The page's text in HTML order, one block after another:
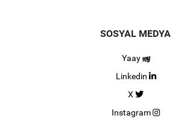
SOSYAL MEDYA
Yaay
Linkedin
X
Instagram